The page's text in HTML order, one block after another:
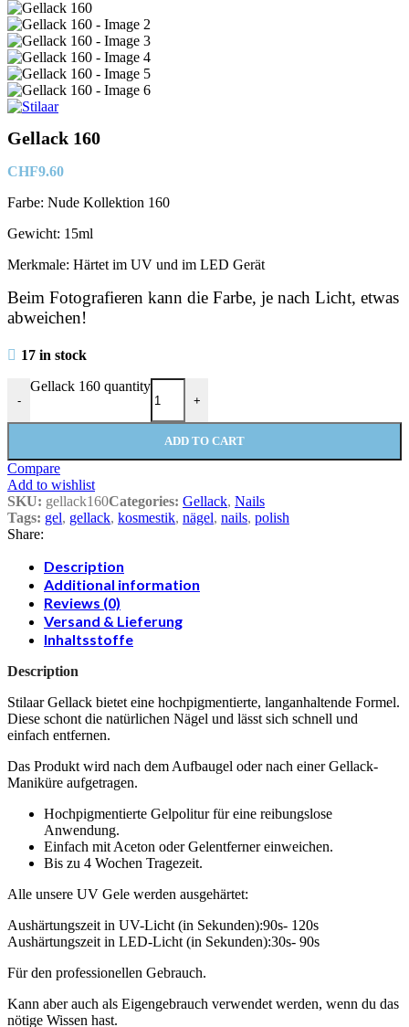
Gellack 160
CHF9.60
Farbe: Nude Kollektion 160
Gewicht: 15ml
Merkmale: Härtet im UV und im LED Gerät
Beim Fotografieren kann die Farbe, je nach Licht, etwas
abweichen!
17 in stock
-
Gellack 160 quantity
+
ADD TO CART
Compare
Add to wishlist
SKU: gellack160Categories: Gellack, Nails
Tags: gel, gellack, kosmestik, nägel, nails, polish
Share:
Description
Additional information
Reviews (0)
Versand & Lieferung
Inhaltsstoffe
Description
Stilaar Gellack bietet eine hochpigmentierte, langanhaltende Formel.
Diese schont die natürlichen Nägel und lässt sich schnell und
einfach entfernen.
Das Produkt wird nach dem Aufbaugel oder nach einer Gellack-
Maniküre aufgetragen.
Hochpigmentierte Gelpolitur für eine reibungslose
Anwendung.
Einfach mit Aceton oder Gelentferner einweichen.
Bis zu 4 Wochen Tragezeit.
Alle unsere UV Gele werden ausgehärtet:
Aushärtungszeit in UV-Licht (in Sekunden):90s- 120s
Aushärtungszeit in LED-Licht (in Sekunden):30s- 90s
Für den professionellen Gebrauch.
Kann aber auch als Eigengebrauch verwendet werden, wenn du das
nötige Wissen hast.